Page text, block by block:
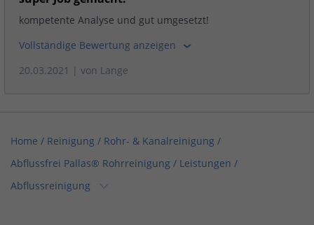
kompetente Analyse und gut umgesetzt!
Vollständige Bewertung anzeigen
20.03.2021 | von Lange
Home / Reinigung / Rohr- & Kanalreinigung /
Abflussfrei Pallas® Rohrreinigung / Leistungen /
Abflussreinigung